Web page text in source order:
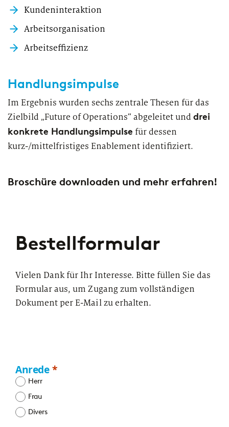
Kundeninteraktion
Arbeitsorganisation
Arbeitseffizienz
Handlungsimpulse
Im Ergebnis wurden sechs zentrale Thesen für das
Zielbild „Future of Operations“ abgeleitet und drei
konkrete Handlungsimpulse für dessen
kurz-/mittelfristiges Enablement identifiziert.
Broschüre downloaden und mehr erfahren!
Bestellformular
Vielen Dank für Ihr Interesse. Bitte füllen Sie das
Formular aus, um Zugang zum vollständigen
Dokument per E-Mail zu erhalten.
Anrede
Herr
Frau
Divers